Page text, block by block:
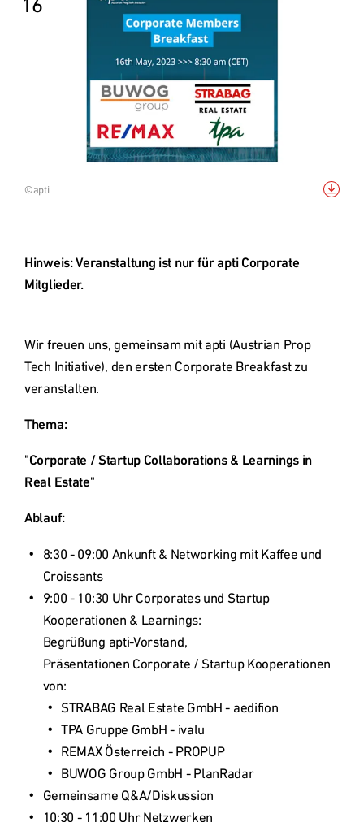
Grundstücksankauf
Quartiersentwicklung
Forschungsprojekt RCC2
Deutschland
Česká
Polska
Slovensko
International
©apti
Hinweis: Veranstaltung ist nur für apti Corporate
Mitglieder.
Wir freuen uns, gemeinsam mit apti (Austrian Prop
Tech Initiative), den ersten Corporate Breakfast zu
veranstalten.
Thema:
"Corporate / Startup Collaborations & Learnings in
Real Estate"
Ablauf:
8:30 - 09:00 Ankunft & Networking mit Kaffee und
Croissants
9:00 - 10:30 Uhr Corporates und Startup
Kooperationen & Learnings:
Begrüßung apti-Vorstand,
Präsentationen Corporate / Startup Kooperationen
von:
STRABAG Real Estate GmbH - aedifion
TPA Gruppe GmbH - ivalu
REMAX Österreich - PROPUP
BUWOG Group GmbH - PlanRadar
Gemeinsame Q&A/Diskussion